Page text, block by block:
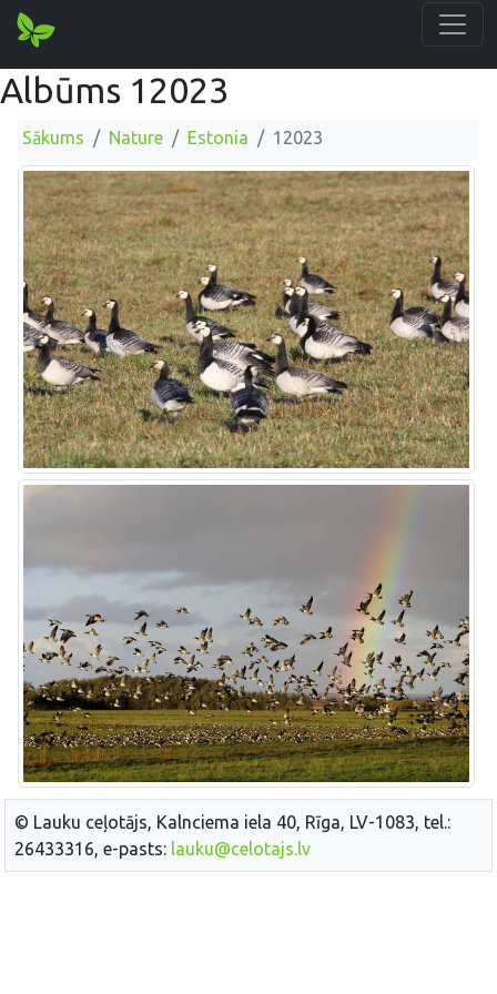
Albūms 12023
Sākums Nature Estonia 12023
© Lauku ceļotājs, Kalnciema iela 40, Rīga, LV-1083, tel.:
26433316, e-pasts: lauku@celotajs.lv